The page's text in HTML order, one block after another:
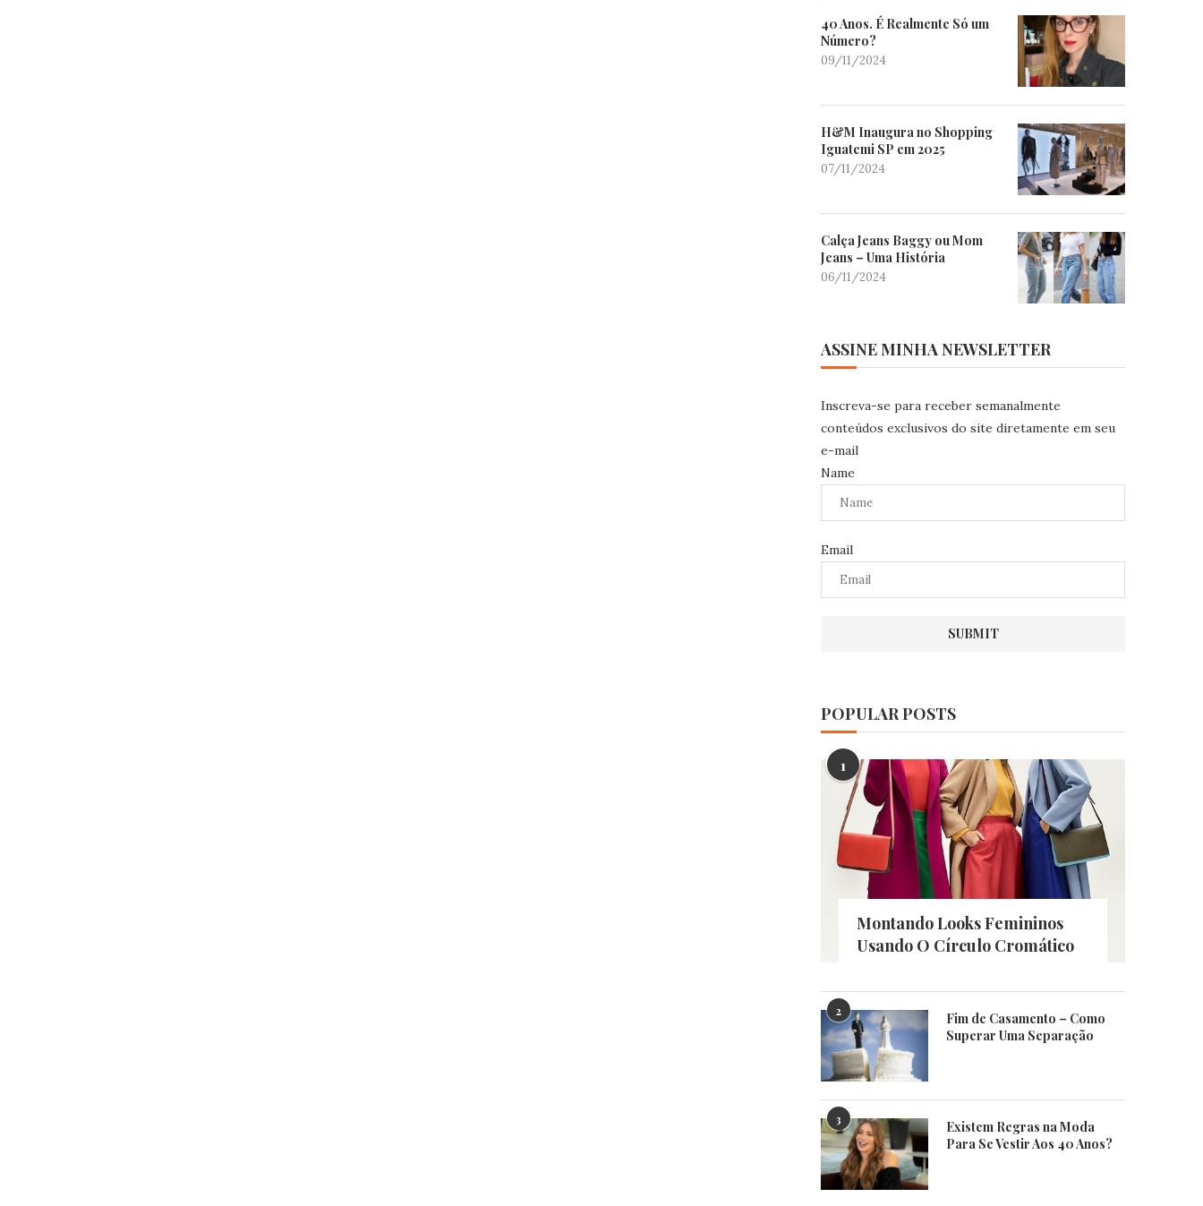
40 Anos. É Realmente Só um
Número?
09/11/2024
H&M Inaugura no Shopping
Iguatemi SP em 2025
07/11/2024
Calça Jeans Baggy ou Mom
Jeans – Uma História
06/11/2024
ASSINE MINHA NEWSLETTER
Inscreva-se para receber semanalmente
conteúdos exclusivos do site diretamente em seu
e-mail
Name
Email
POPULAR POSTS
1
Montando Looks Femininos
Usando O Círculo Cromático
2
Fim de Casamento – Como
Superar Uma Separação
3
Existem Regras na Moda
Para Se Vestir Aos 40 Anos?